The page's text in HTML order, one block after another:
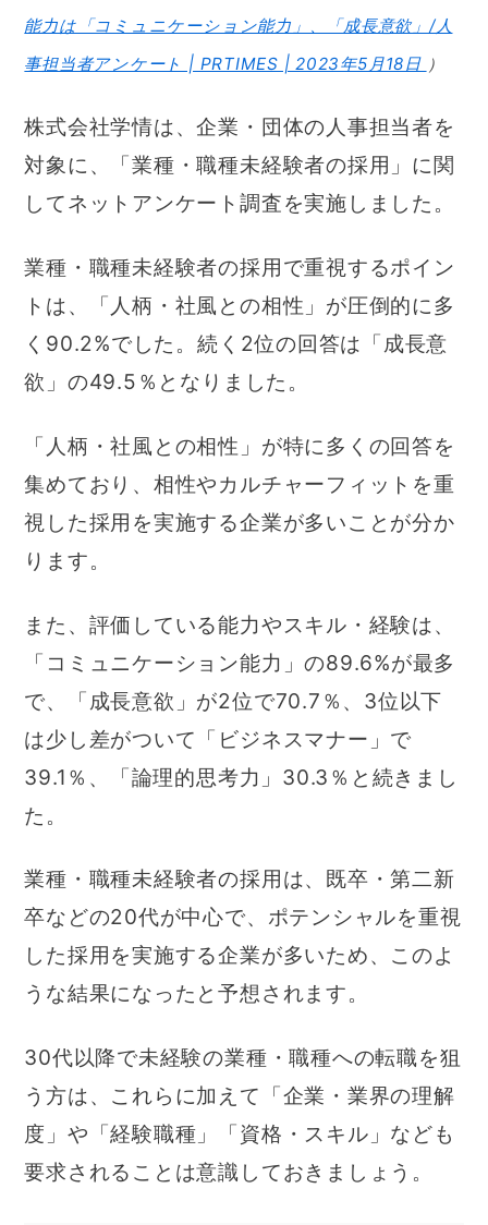
能力は「コミュニケーション能力」、「成長意欲」/人
事担当者アンケート | PRTIMES | 2023年5月18日 ）
株式会社学情は、企業・団体の人事担当者を
対象に、「業種・職種未経験者の採用」に関
してネットアンケート調査を実施しました。
業種・職種未経験者の採用で重視するポイン
トは、「人柄・社風との相性」が圧倒的に多
く90.2%でした。続く2位の回答は「成長意
欲」の49.5％となりました。
「人柄・社風との相性」が特に多くの回答を
集めており、相性やカルチャーフィットを重
視した採用を実施する企業が多いことが分か
ります。
また、評価している能力やスキル・経験は、
「コミュニケーション能力」の89.6%が最多
で、「成長意欲」が2位で70.7％、3位以下
は少し差がついて「ビジネスマナー」で
39.1％、「論理的思考力」30.3％と続きまし
た。
業種・職種未経験者の採用は、既卒・第二新
卒などの20代が中心で、ポテンシャルを重視
した採用を実施する企業が多いため、このよ
うな結果になったと予想されます。
30代以降で未経験の業種・職種への転職を狙
う方は、これらに加えて「企業・業界の理解
度」や「経験職種」「資格・スキル」なども
要求されることは意識しておきましょう。